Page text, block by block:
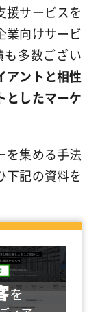
援サービスを
業向けサービ
多数ござい
アントと相性
としたマーケ
を集める手法
下記の資料を